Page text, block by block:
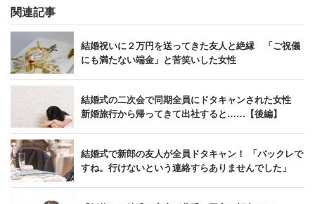
関連記事
結婚祝いに２万円を送ってきた友人と絶縁 「ご祝儀
にも満たない端金」と苦笑いした女性
結婚式の二次会で同期全員にドタキャンされた女性
新婚旅行から帰ってきて出社すると……【後編】
結婚式で新郎の友人が全員ドタキャン！ 「バックレで
すね。行けないという連絡すらありませんでした」